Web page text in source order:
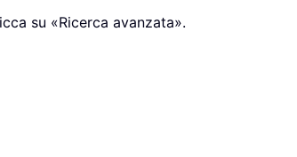
su «Ricerca avanzata».